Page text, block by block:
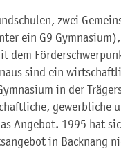
zwei
ein G9
dem
sind ein
in der
gewerbliche
Angebot. 1995 hat
in Backnang